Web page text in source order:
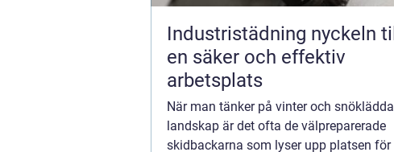
Industristädning nyckeln till
en säker och effektiv
arbetsplats
När man tänker på vinter och snöklädda
landskap är det ofta de välpreparerade
skidbackarna som lyser upp platsen för